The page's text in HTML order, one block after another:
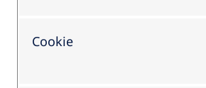
Cookie